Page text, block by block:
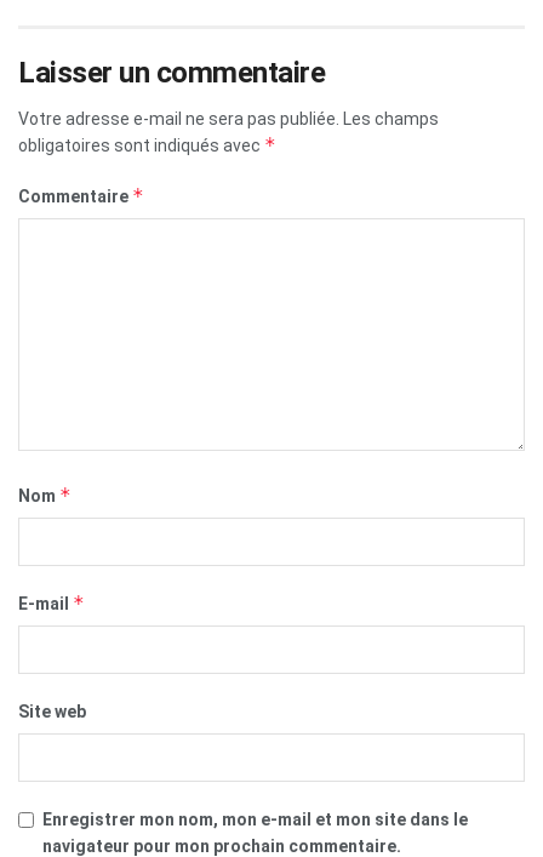
Laisser un commentaire
Votre adresse e-mail ne sera pas publiée.
Les champs
obligatoires sont indiqués avec *
Commentaire *
Nom *
E-mail *
Site web
Enregistrer mon nom, mon e-mail et mon site dans le
navigateur pour mon prochain commentaire.